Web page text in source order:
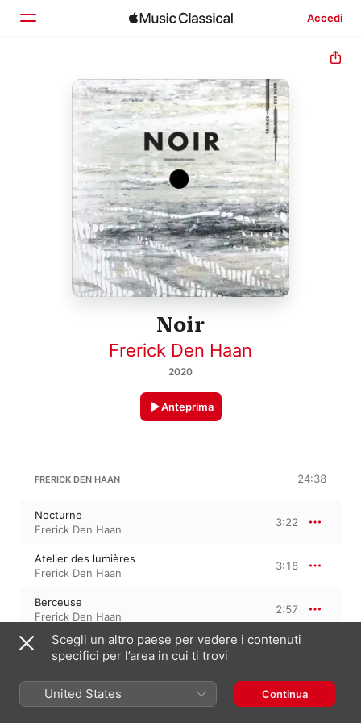
Accedi
Home
Scopri
Noir
Frerick Den Haan
2020
Anteprima
FRERICK DEN HAAN 24:38
Nocturne
Frerick Den Haan
3:22
Atelier des lumières
Frerick Den Haan
3:18
Berceuse
Frerick Den Haan
2:57
Prélude du printemps
Frerick Den Haan
Hypnagogie
Frerick Den Haan
4:44
Scegli un altro paese per vedere i contenuti
specifici per l’area in cui ti trovi
United States Continua